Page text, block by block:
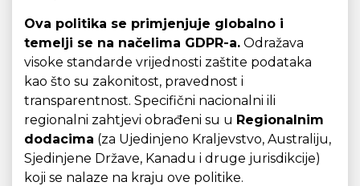
Ova politika se primjenjuje globalno i
temelji se na načelima GDPR-a. Odražava
visoke standarde vrijednosti zaštite podataka
kao što su zakonitost, pravednost i
transparentnost. Specifični nacionalni ili
regionalni zahtjevi obrađeni su u Regionalnim
dodacima (za Ujedinjeno Kraljevstvo, Australiju,
Sjedinjene Države, Kanadu i druge jurisdikcije)
koji se nalaze na kraju ove politike.